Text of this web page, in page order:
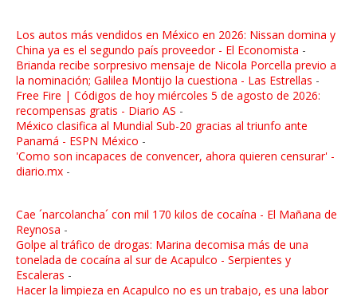
Los autos más vendidos en México en 2026: Nissan domina y
China ya es el segundo país proveedor - El Economista -
Brianda recibe sorpresivo mensaje de Nicola Porcella previo a
la nominación; Galilea Montijo la cuestiona - Las Estrellas -
Free Fire | Códigos de hoy miércoles 5 de agosto de 2026:
recompensas gratis - Diario AS -
México clasifica al Mundial Sub-20 gracias al triunfo ante
Panamá - ESPN México -
'Como son incapaces de convencer, ahora quieren censurar' -
diario.mx -
Cae ´narcolancha´ con mil 170 kilos de cocaína - El Mañana de
Reynosa -
Golpe al tráfico de drogas: Marina decomisa más de una
tonelada de cocaína al sur de Acapulco - Serpientes y
Escaleras -
Hacer la limpieza en Acapulco no es un trabajo, es una labor